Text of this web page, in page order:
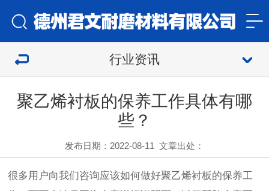
行业资讯
聚乙烯衬板的保养工作具体有哪
些？
发布日期：2022-08-11 文章出处：
很多用户向我们咨询应该如何做好聚乙烯衬板的保养工